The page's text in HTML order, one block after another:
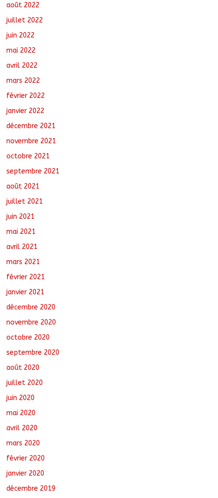
août 2022
juillet 2022
juin 2022
mai 2022
avril 2022
mars 2022
février 2022
janvier 2022
décembre 2021
novembre 2021
octobre 2021
septembre 2021
août 2021
juillet 2021
juin 2021
mai 2021
avril 2021
mars 2021
février 2021
janvier 2021
décembre 2020
novembre 2020
octobre 2020
septembre 2020
août 2020
juillet 2020
juin 2020
mai 2020
avril 2020
mars 2020
février 2020
janvier 2020
décembre 2019